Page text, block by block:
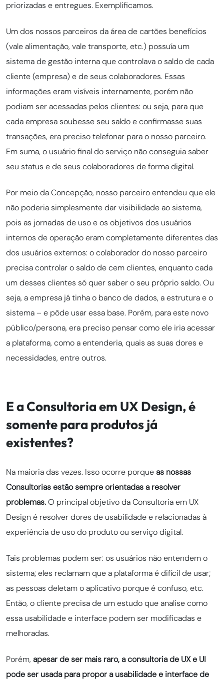
priorizadas e entregues. Exemplificamos.
Um dos nossos parceiros da área de cartões benefícios
(vale alimentação, vale transporte, etc.) possuía um
sistema de gestão interna que controlava o saldo de cada
cliente (empresa) e de seus colaboradores. Essas
informações eram visíveis internamente, porém não
podiam ser acessadas pelos clientes: ou seja, para que
cada empresa soubesse seu saldo e confirmasse suas
transações, era preciso telefonar para o nosso parceiro.
Em suma, o usuário final do serviço não conseguia saber
seu status e de seus colaboradores de forma digital.
Por meio da Concepção, nosso parceiro entendeu que ele
não poderia simplesmente dar visibilidade ao sistema,
pois as jornadas de uso e os objetivos dos usuários
internos de operação eram completamente diferentes das
dos usuários externos: o colaborador do nosso parceiro
precisa controlar o saldo de cem clientes, enquanto cada
um desses clientes só quer saber o seu próprio saldo. Ou
seja, a empresa já tinha o banco de dados, a estrutura e o
sistema – e pôde usar essa base. Porém, para este novo
público/persona, era preciso pensar como ele iria acessar
a plataforma, como a entenderia, quais as suas dores e
necessidades, entre outros.
E a Consultoria em UX Design, é
somente para produtos já
existentes?
Na maioria das vezes. Isso ocorre porqueas nossas
Consultorias estão sempre orientadas a resolver
problemas.O principal objetivo da Consultoria em UX
Design é resolver dores de usabilidade e relacionadas à
experiência de uso do produto ou serviço digital.
Tais problemas podem ser: os usuários não entendem o
sistema; eles reclamam que a plataforma é difícil de usar;
as pessoas deletam o aplicativo porque é confuso, etc.
Então, o cliente precisa de um estudo que analise como
essa usabilidade e interface podem ser modificadas e
melhoradas.
Porém, apesar de ser mais raro, a consultoria de UX e UI
pode ser usada para propor a usabilidade e interface de